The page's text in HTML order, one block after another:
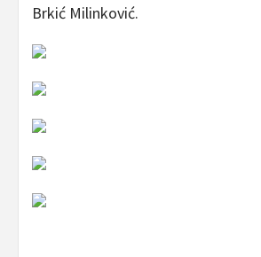
Brkić Milinković.